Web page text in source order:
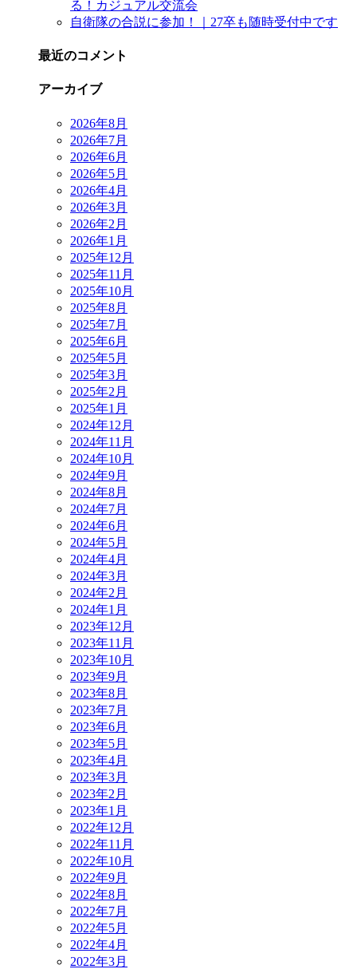
る！カジュアル交流会
自衛隊の合説に参加！｜27卒も随時受付中です
最近のコメント
アーカイブ
2026年8月
2026年7月
2026年6月
2026年5月
2026年4月
2026年3月
2026年2月
2026年1月
2025年12月
2025年11月
2025年10月
2025年8月
2025年7月
2025年6月
2025年5月
2025年3月
2025年2月
2025年1月
2024年12月
2024年11月
2024年10月
2024年9月
2024年8月
2024年7月
2024年6月
2024年5月
2024年4月
2024年3月
2024年2月
2024年1月
2023年12月
2023年11月
2023年10月
2023年9月
2023年8月
2023年7月
2023年6月
2023年5月
2023年4月
2023年3月
2023年2月
2023年1月
2022年12月
2022年11月
2022年10月
2022年9月
2022年8月
2022年7月
2022年5月
2022年4月
2022年3月